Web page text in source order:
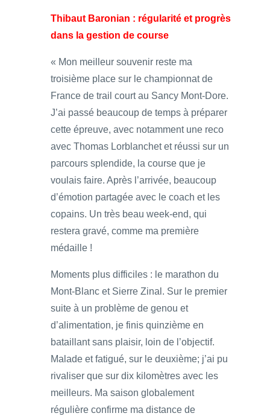
Thibaut Baronian : régularité et progrès
dans la gestion de course
« Mon meilleur souvenir reste ma
troisième place sur le championnat de
France de trail court au Sancy Mont-Dore.
J’ai passé beaucoup de temps à préparer
cette épreuve, avec notamment une reco
avec Thomas Lorblanchet et réussi sur un
parcours splendide, la course que je
voulais faire. Après l’arrivée, beaucoup
d’émotion partagée avec le coach et les
copains. Un très beau week-end, qui
restera gravé, comme ma première
médaille !
Moments plus difficiles : le marathon du
Mont-Blanc et Sierre Zinal. Sur le premier
suite à un problème de genou et
d’alimentation, je finis quinzième en
bataillant sans plaisir, loin de l’objectif.
Malade et fatigué, sur le deuxième; j’ai pu
rivaliser que sur dix kilomètres avec les
meilleurs. Ma saison globalement
régulière confirme ma distance de